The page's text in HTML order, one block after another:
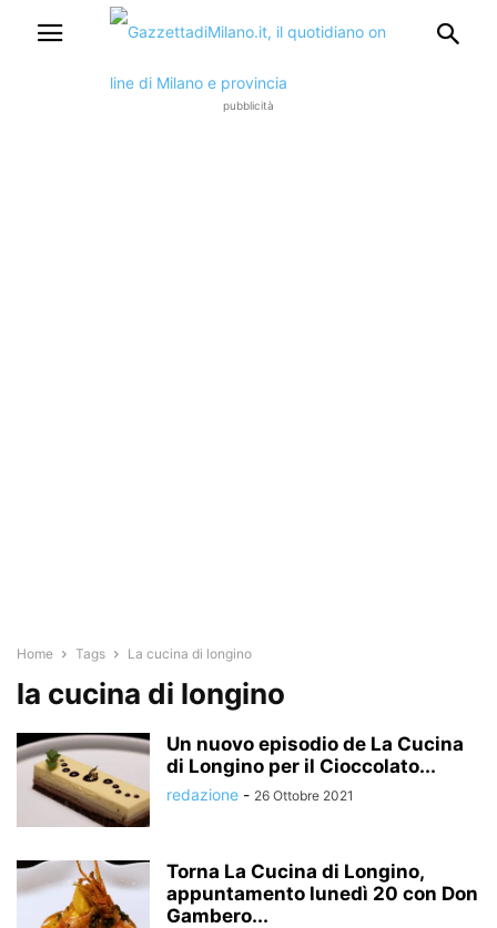
pubblicità
Home Tags La cucina di longino
la cucina di longino
Un nuovo episodio de La Cucina
di Longino per il Cioccolato...
redazione - 26 Ottobre 2021
Torna La Cucina di Longino,
appuntamento lunedì 20 con Don
Gambero...